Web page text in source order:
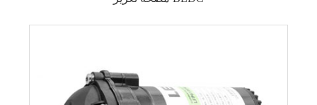
مضخة تعزيز التناضح العكسي بدون فرش بقدرة
مضخة تعزيز RO بدون فرشاة 1000 GPD